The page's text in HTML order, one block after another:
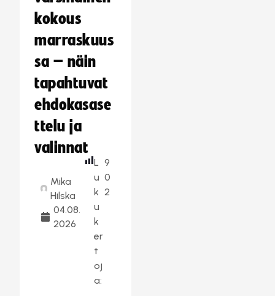
kokous
marraskuus
sa – näin
tapahtuvat
ehdokasase
ttelu ja
valinnat
Mika
Hilska
04.08.
2026
L
u
k
u
k
er
t
oj
a:
9
0
2